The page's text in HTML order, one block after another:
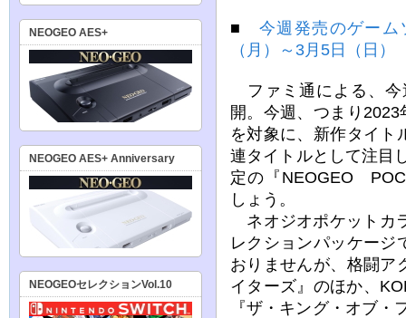
■ 今週発売のゲー
（月）～3月5日（日）
ファミ通による、今
開。今週、つまり
を対象に、新作タイト
連タイトルとして注目
定の『NEOGEO
しょう。
ネオジオポケットカ
レクションパッケージ
おりませんが、格闘ア
イターズ』のほか、
『ザ・キング・オブ
NEOGEO AES+
NEOGEO AES+ Anniversary
NEOGEOセレクションVol.10